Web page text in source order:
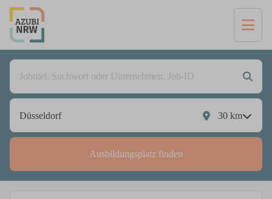
30 km
Ausbildungsplatz finden